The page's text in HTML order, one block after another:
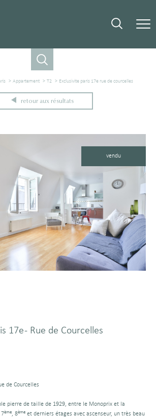
Appartement T2 Exclusivite paris 17e rue de courcelles
retour aux résultats
vendu
17e - Rue de Courcelles
de Courcelles
pierre de taille de 1929, entre le Monoprix et la
7ème, 8ème et derniers étages avec ascenseur, un très beau